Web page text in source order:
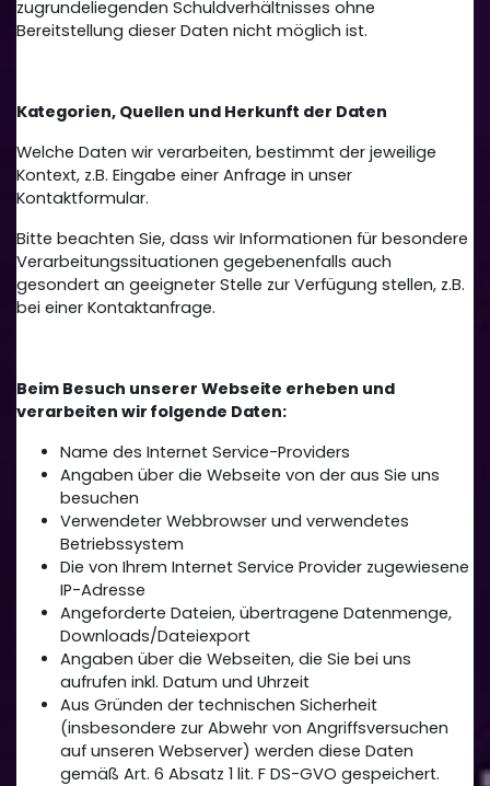
zugrundeliegenden Schuldverhältnisses ohne
Bereitstellung dieser Daten nicht möglich ist.
Kategorien, Quellen und Herkunft der Daten
Welche Daten wir verarbeiten, bestimmt der jeweilige
Kontext, z.B. Eingabe einer Anfrage in unser
Kontaktformular.
Bitte beachten Sie, dass wir Informationen für besondere
Verarbeitungssituationen gegebenenfalls auch
gesondert an geeigneter Stelle zur Verfügung stellen, z.B.
bei einer Kontaktanfrage.
Beim Besuch unserer Webseite erheben und
verarbeiten wir folgende Daten:
Name des Internet Service-Providers
Angaben über die Webseite von der aus Sie uns
besuchen
Verwendeter Webbrowser und verwendetes
Betriebssystem
Die von Ihrem Internet Service Provider zugewiesene
IP-Adresse
Angeforderte Dateien, übertragene Datenmenge,
Downloads/Dateiexport
Angaben über die Webseiten, die Sie bei uns
aufrufen inkl. Datum und Uhrzeit
Aus Gründen der technischen Sicherheit
(insbesondere zur Abwehr von Angriffsversuchen
auf unseren Webserver) werden diese Daten
gemäß Art. 6 Absatz 1 lit. F DS-GVO gespeichert.